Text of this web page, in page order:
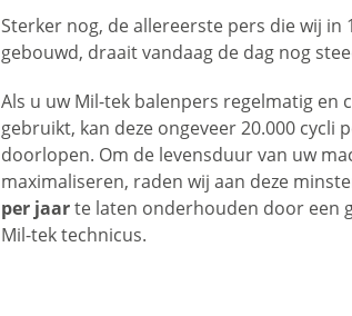
Sterker nog, de allereerste pers die wij in
gebouwd, draait vandaag de dag nog
Als u uw Mil-tek balenpers regelmatig en
gebruikt, kan deze ongeveer 20.000 cycli
doorlopen. Om de levensduur van uw
maximaliseren, raden wij aan deze
per jaarte laten onderhouden door een
Mil-tek technicus.